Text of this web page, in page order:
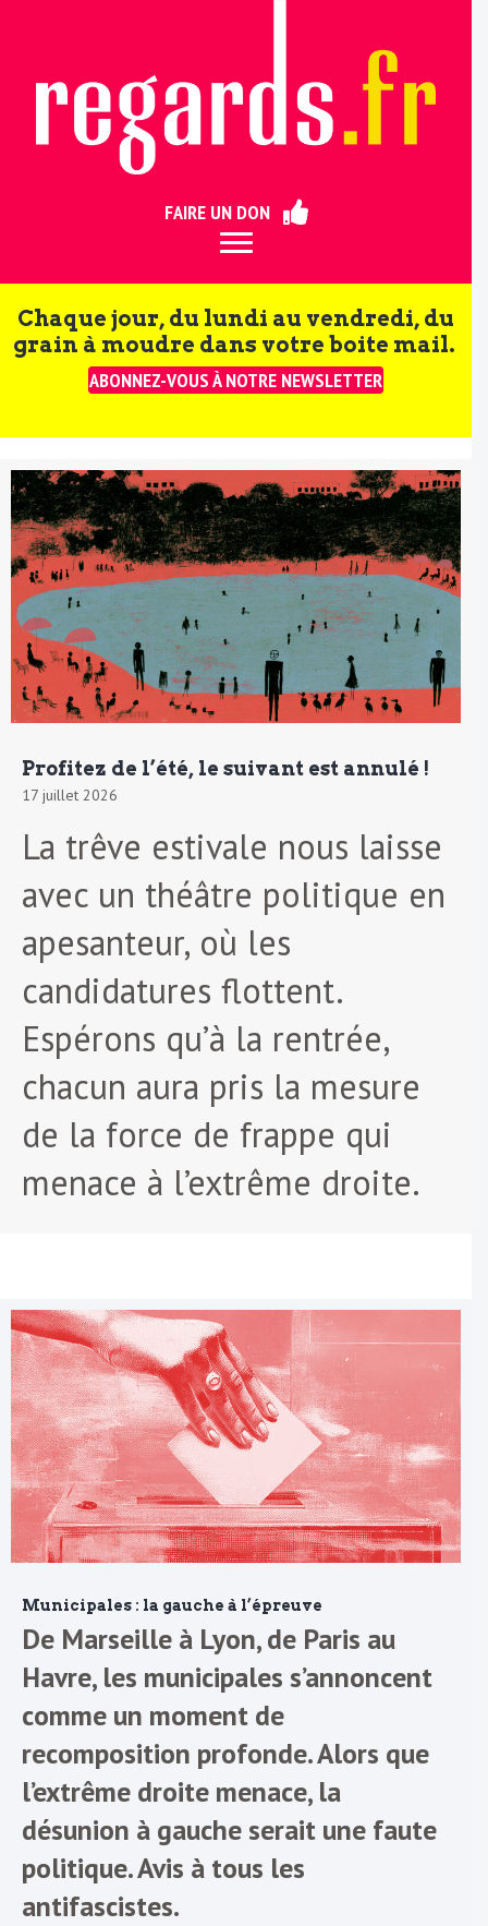
FAIRE UN DON
Chaque jour, du lundi au vendredi, du
grain à moudre dans votre boite mail.
ABONNEZ-VOUS À NOTRE NEWSLETTER
Profitez de l’été, le suivant est annulé !
17 juillet 2026
La trêve estivale nous laisse
avec un théâtre politique en
apesanteur, où les
candidatures flottent.
Espérons qu’à la rentrée,
chacun aura pris la mesure
de la force de frappe qui
menace à l’extrême droite.
Municipales : la gauche à l’épreuve
De Marseille à Lyon, de Paris au
Havre, les municipales s’annoncent
comme un moment de
recomposition profonde. Alors que
l’extrême droite menace, la
désunion à gauche serait une faute
politique. Avis à tous les
antifascistes.